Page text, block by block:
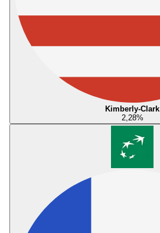
Kimberly-Clark
2,28%